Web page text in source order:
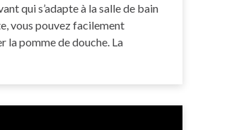
qui s’adapte à la salle de bain
vous pouvez facilement
la pomme de douche. La